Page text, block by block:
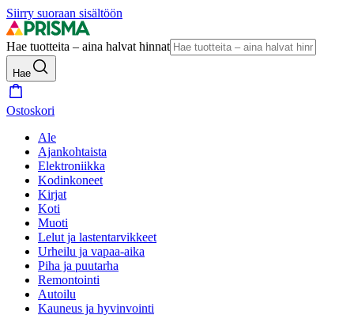
Siirry suoraan sisältöön
Hae tuotteita – aina halvat hinnat
Hae
Ostoskori
Ale
Ajankohtaista
Elektroniikka
Kodinkoneet
Kirjat
Koti
Muoti
Lelut ja lastentarvikkeet
Urheilu ja vapaa-aika
Piha ja puutarha
Remontointi
Autoilu
Kauneus ja hyvinvointi